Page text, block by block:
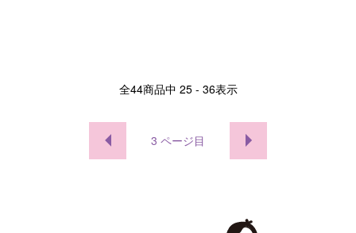
全44商品中 25 - 36表示
3 ページ目